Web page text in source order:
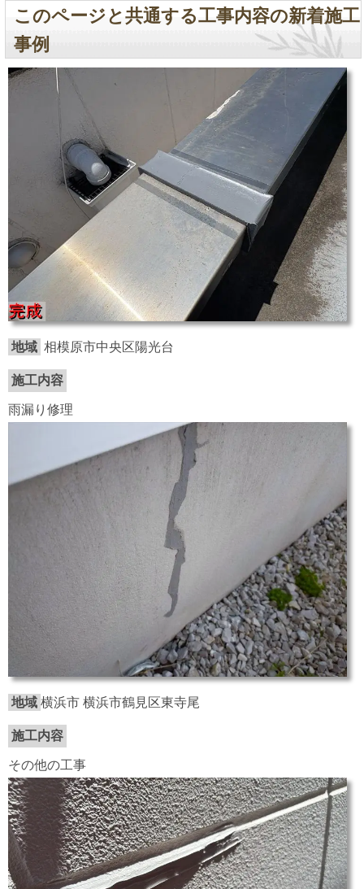
このページと共通する工事内容の新着施工
事例
地域 相模原市中央区陽光台
施工内容
雨漏り修理
地域 横浜市 横浜市鶴見区東寺尾
施工内容
その他の工事